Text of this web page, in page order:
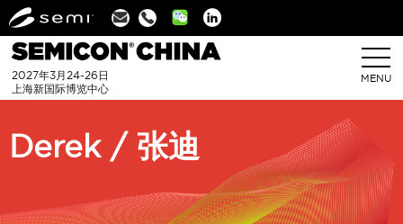
Linkedin
2027年3月24-26日
上海新国际博览中心
MENU
Derek / 张迪